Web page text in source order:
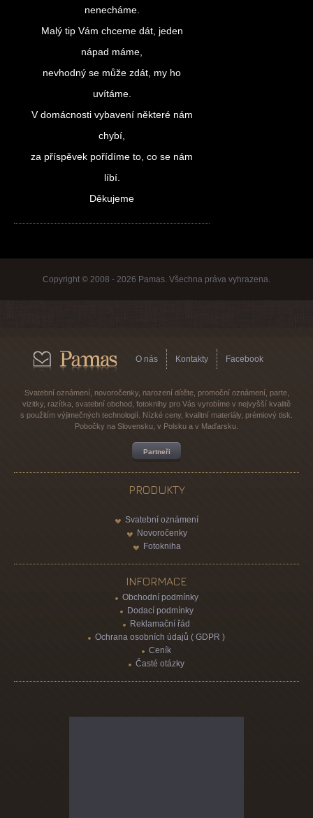
nenecháme.
Malý tip Vám chceme dát, jeden
nápad máme,
nevhodný se může zdát, my ho
uvítáme.
V domácnosti vybavení některé nám
chybí,
za příspěvek pořídíme to, co se nám
líbí.
Děkujeme
Copyright © 2008 - 2026 Pamas. Všechna práva vyhrazena.
O nás Kontakty Facebook
Svatební oznámení, novoročenky, narození dítěte, promoční oznámení, parte,
vizitky, razítka, svatební obchod, fotoknihy pro Vás vyrobíme v nejvyšší kvalitě
s použitím výjimečných technologií. Nízké ceny, kvalitní materiály, prémiový tisk.
Pobočky na Slovensku, v Polsku a v Maďarsku.
Partneři
PRODUKTY
Svatební oznámení
Novoročenky
Fotokniha
INFORMACE
Obchodní podmínky
Dodací podmínky
Reklamační řád
Ochrana osobních údajů ( GDPR )
Ceník
Časté otázky